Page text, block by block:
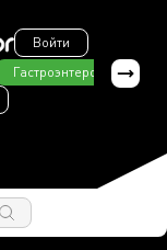
Войти
Гастроэнтерология